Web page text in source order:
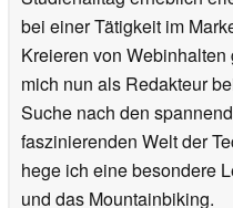
bei einer Tätigkeit im
Kreieren von
mich nun als Redakteur
Suche nach den
faszinierenden Welt der
hege ich eine besondere
und das Mountainbiking.